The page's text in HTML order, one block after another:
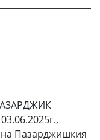
Пазарджишкия